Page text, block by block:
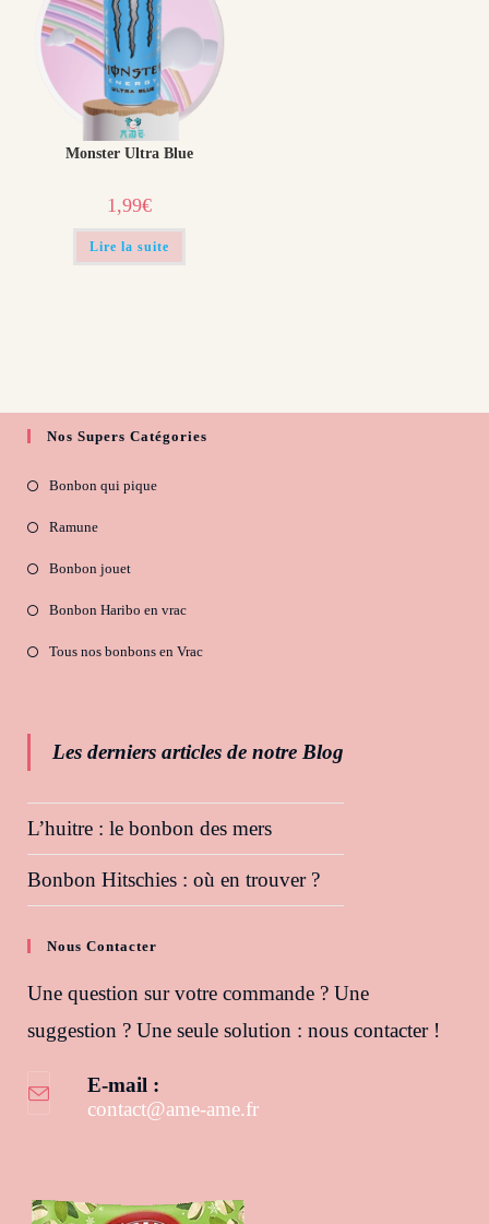
Monster Ultra Blue
1,99€
Lire la suite
Nos Supers Catégories
Bonbon qui pique
Ramune
Bonbon jouet
Bonbon Haribo en vrac
Tous nos bonbons en Vrac
Les derniers articles de notre Blog
L’huitre : le bonbon des mers
Bonbon Hitschies : où en trouver ?
Nous Contacter
Une question sur votre commande ? Une
suggestion ? Une seule solution : nous contacter !
E-mail :
contact@ame-ame.frS’ouvre dans votre application